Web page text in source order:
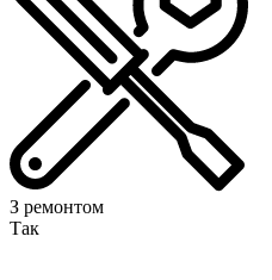
З ремонтом
Так